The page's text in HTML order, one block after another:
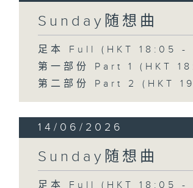
Sunday随想曲
足本 Full (HKT 18:05 -
第一部份 Part 1 (HKT
第二部份 Part 2 (HKT
14/06/2026
Sunday随想曲
足本 Full (HKT 18:05 -